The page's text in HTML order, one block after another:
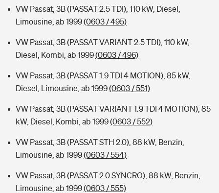
VW Passat, 3B (PASSAT 2.5 TDI), 110 kW, Diesel,
Limousine, ab 1999(0603 / 495)
VW Passat, 3B (PASSAT VARIANT 2.5 TDI), 110 kW,
Diesel, Kombi, ab 1999(0603 / 496)
VW Passat, 3B (PASSAT 1.9 TDI 4 MOTION), 85 kW,
Diesel, Limousine, ab 1999(0603 / 551)
VW Passat, 3B (PASSAT VARIANT 1.9 TDI 4 MOTION), 85
kW, Diesel, Kombi, ab 1999(0603 / 552)
VW Passat, 3B (PASSAT STH 2.0), 88 kW, Benzin,
Limousine, ab 1999(0603 / 554)
VW Passat, 3B (PASSAT 2.0 SYNCRO), 88 kW, Benzin,
Limousine, ab 1999(0603 / 555)